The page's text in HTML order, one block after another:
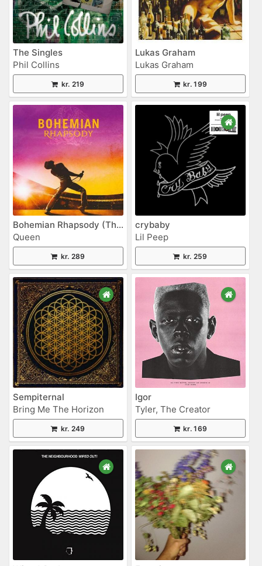
The Singles
Phil Collins
kr. 219
Lukas Graham
Lukas Graham
kr. 199
Bohemian Rhapsody (The Original Soundtrack)
Queen
kr. 289
crybaby
Lil Peep
kr. 259
Sempiternal
Bring Me The Horizon
kr. 249
Igor
Tyler, The Creator
kr. 169